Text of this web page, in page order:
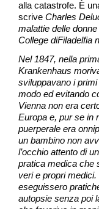
alla catastrofe. È
scrive Charles
malattie delle
College diFiladelfia
Nel 1847, nella
Krankenhaus
sviluppavano i
modo ed evitando
Vienna non era
Europa e, pur se in
puerperale era
un bambino non
l’occhio attento di
pratica medica che
veri e propri
eseguissero
autopsie senza poi